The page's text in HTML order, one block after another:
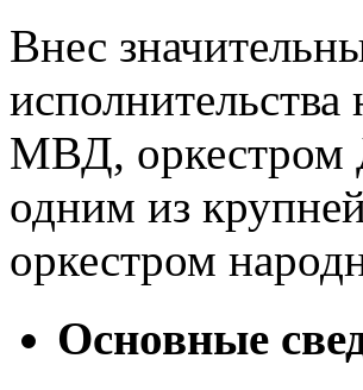
Внес
МВД, оркестром
одним из
оркестром
Основные